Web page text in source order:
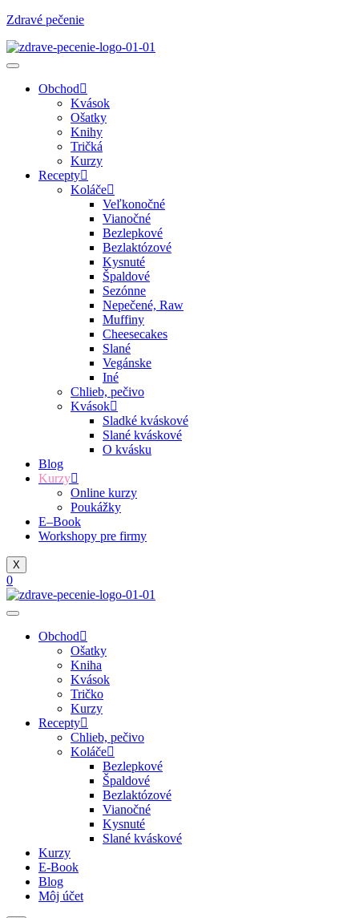
Zdravé pečenie
Obchod
Kvások
Ošatky
Knihy
Tričká
Kurzy
Recepty
Koláče
Veľkonočné
Vianočné
Bezlepkové
Bezlaktózové
Kysnuté
Špaldové
Sezónne
Nepečené, Raw
Muffiny
Cheesecakes
Slané
Vegánske
Iné
Chlieb, pečivo
Kvások
Sladké kváskové
Slané kváskové
O kvásku
Blog
Kurzy
Online kurzy
Poukážky
E–Book
Workshopy pre firmy
X
0
Obchod
Ošatky
Kniha
Kvások
Tričko
Kurzy
Recepty
Chlieb, pečivo
Koláče
Bezlepkové
Špaldové
Bezlaktózové
Vianočné
Kysnuté
Slané kváskové
Kurzy
E-Book
Blog
Môj účet